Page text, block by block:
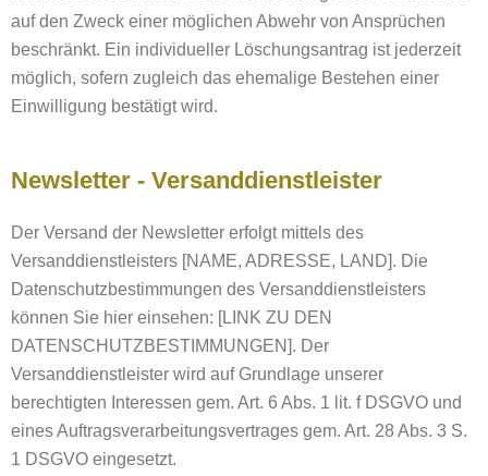
auf den Zweck einer möglichen Abwehr von Ansprüchen
beschränkt. Ein individueller Löschungsantrag ist jederzeit
möglich, sofern zugleich das ehemalige Bestehen einer
Einwilligung bestätigt wird.
Newsletter - Versanddienstleister
Der Versand der Newsletter erfolgt mittels des
Versanddienstleisters [NAME, ADRESSE, LAND]. Die
Datenschutzbestimmungen des Versanddienstleisters
können Sie hier einsehen: [LINK ZU DEN
DATENSCHUTZBESTIMMUNGEN]. Der
Versanddienstleister wird auf Grundlage unserer
berechtigten Interessen gem. Art. 6 Abs. 1 lit. f DSGVO und
eines Auftragsverarbeitungsvertrages gem. Art. 28 Abs. 3 S.
1 DSGVO eingesetzt.